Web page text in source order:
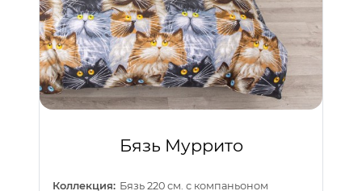
Бязь Муррито
Коллекция: Бязь 220 см. с компаньоном